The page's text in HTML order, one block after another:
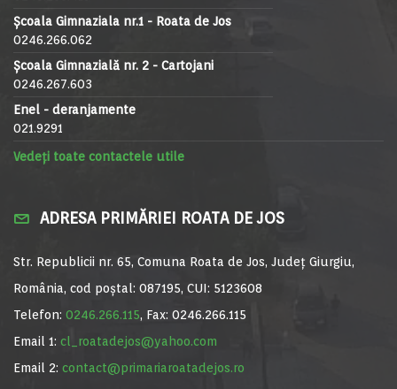
Școala Gimnaziala nr.1 - Roata de Jos
0246.266.062
Școala Gimnazială nr. 2 - Cartojani
0246.267.603
Enel - deranjamente
021.9291
Vedeți toate contactele utile
ADRESA PRIMĂRIEI ROATA DE JOS
Str. Republicii nr. 65, Comuna Roata de Jos, Județ Giurgiu,
România, cod poștal: 087195, CUI: 5123608
Telefon: 0246.266.115, Fax: 0246.266.115
Email 1: cl_roatadejos@yahoo.com
Email 2: contact@primariaroatadejos.ro